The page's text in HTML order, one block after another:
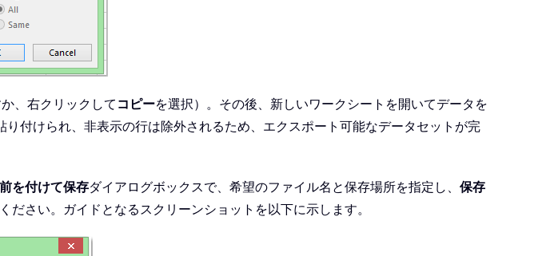
、右クリックして コピーを選択）。その後、新しいワークシートを開いてデータを
付けられ、非表示の行は除外されるため、エクスポート可能なデータセットが完
を付けて保存ダイアログボックスで、希望のファイル名と保存場所を指定し、 保存
ださい。ガイドとなるスクリーンショットを以下に示します。